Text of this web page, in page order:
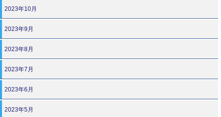
2023年10月
2023年9月
2023年8月
2023年7月
2023年6月
2023年5月